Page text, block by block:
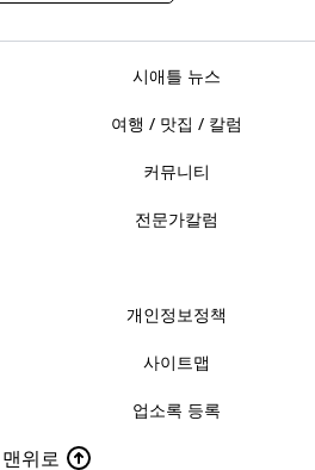
시애틀 뉴스
여행 / 맛집 / 칼럼
커뮤니티
전문가칼럼
개인정보정책
사이트맵
업소록 등록
맨위로